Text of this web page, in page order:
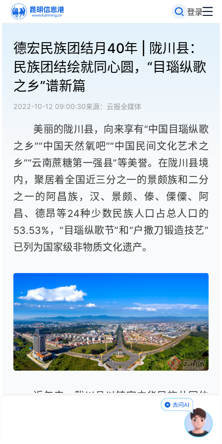
登录
德宏民族团结月40年 | 陇川县：
民族团结绘就同心圆，“目瑙纵歌
之乡”谱新篇
2022-10-12 09:00:30来源：云报全媒体
美丽的陇川县，向来享有“中国目瑙纵歌
之乡”“中国天然氧吧”“中国民间文化艺术之
乡”“云南蔗糖第一强县”等美誉。在陇川县境
内，聚居着全国近三分之一的景颇族和二分
之一的阿昌族，汉、景颇、傣、傈僳、阿
昌、德昂等24种少数民族人口占总人口的
53.53%，“目瑙纵歌节”和“户撒刀锻造技艺”
已列为国家级非物质文化遗产。
近年来，陇川县以铸牢中华民族共同体
意识为主线，加强党对民族工作的领导，围
绕创建工作总体目标和要求，全面深入持久